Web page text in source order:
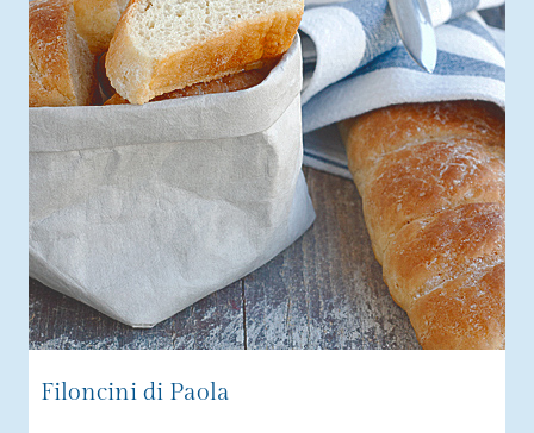
Filoncini di Paola